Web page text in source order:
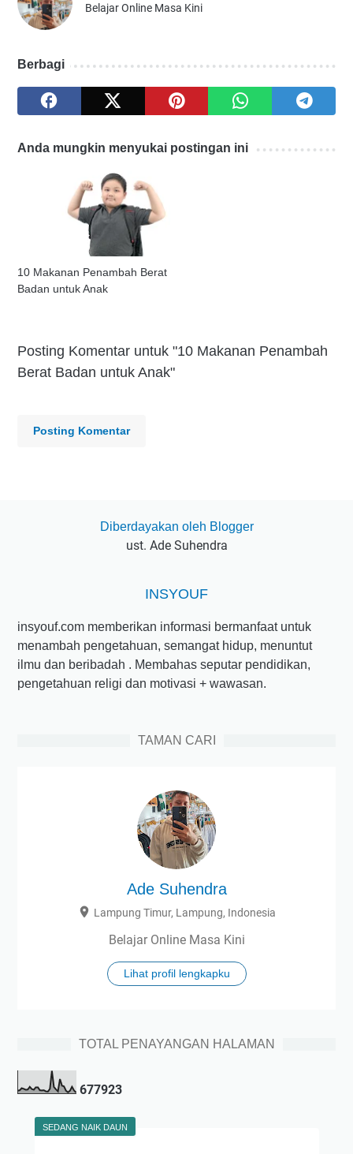
Belajar Online Masa Kini
Berbagi
Anda mungkin menyukai postingan ini
10 Makanan Penambah Berat
Badan untuk Anak
Posting Komentar untuk "10 Makanan Penambah
Berat Badan untuk Anak"
Posting Komentar
Diberdayakan oleh Blogger
ust. Ade Suhendra
INSYOUF
insyouf.com memberikan informasi bermanfaat untuk
menambah pengetahuan, semangat hidup, menuntut
ilmu dan beribadah . Membahas seputar pendidikan,
pengetahuan religi dan motivasi + wawasan.
TAMAN CARI
Ade Suhendra
Lampung Timur, Lampung, Indonesia
Belajar Online Masa Kini
Lihat profil lengkapku
TOTAL PENAYANGAN HALAMAN
677923
SEDANG NAIK DAUN